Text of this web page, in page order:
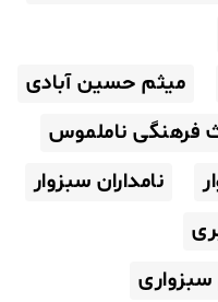
میثم حسین آبادی
فرهنگی ناملموس
نامداران سبزوار